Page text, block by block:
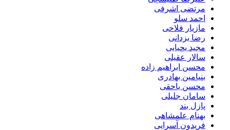
مرتضی اشرفی
احمد سلو
مازیار فلاحی
رضا یزدانی
مجید یحیایی
سالار عقیلی
محسن ابراهیم زاده
بنیامین بهادری
محسن یاحقی
سامان جلیلی
پازل بند
بهنام علمشاهی
فریدون آسرایی